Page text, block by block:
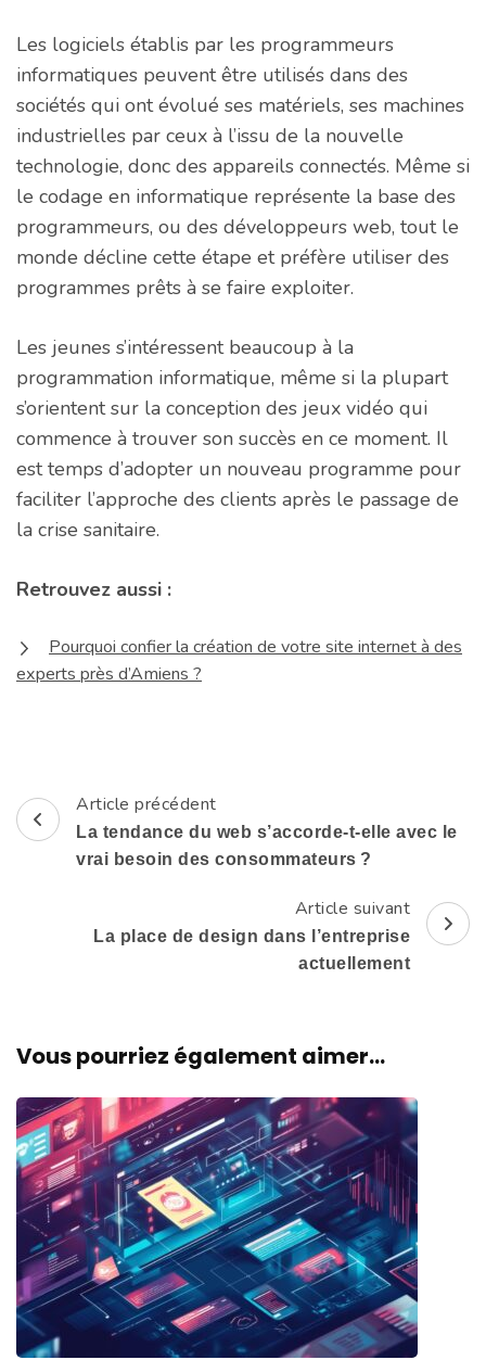
Les logiciels établis par les programmeurs
informatiques peuvent être utilisés dans des
sociétés qui ont évolué ses matériels, ses machines
industrielles par ceux à l’issu de la nouvelle
technologie, donc des appareils connectés. Même si
le codage en informatique représente la base des
programmeurs, ou des développeurs web, tout le
monde décline cette étape et préfère utiliser des
programmes prêts à se faire exploiter.
Les jeunes s’intéressent beaucoup à la
programmation informatique, même si la plupart
s’orientent sur la conception des jeux vidéo qui
commence à trouver son succès en ce moment. Il
est temps d’adopter un nouveau programme pour
faciliter l’approche des clients après le passage de
la crise sanitaire.
Retrouvez aussi :
Pourquoi confier la création de votre site internet à des
experts près d’Amiens ?
Navigation
d'article
Article précédent
La tendance du web s’accorde-t-elle avec le
vrai besoin des consommateurs ?
Article suivant
La place de design dans l’entreprise
actuellement
Vous pourriez également aimer...